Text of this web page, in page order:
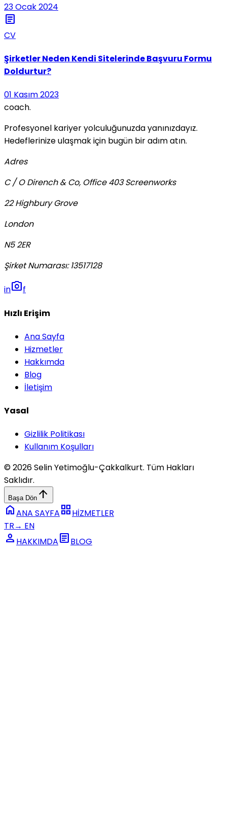
23 Ocak 2024
article
CV
Şirketler Neden Kendi Sitelerinde Başvuru Formu
Doldurtur?
01 Kasım 2023
coach.
Profesyonel kariyer yolculuğunuzda yanınızdayız.
Hedeflerinize ulaşmak için bugün bir adım atın.
Adres
C / O Dirench & Co, Office 403 Screenworks
22 Highbury Grove
London
N5 2ER
Şirket Numarası: 13517128
inphoto_cameraf
Hızlı Erişim
Ana Sayfa
Hizmetler
Hakkımda
Blog
İletişim
Yasal
Gizlilik Politikası
Kullanım Koşulları
© 2026 Selin Yetimoğlu-Çakkalkurt. Tüm Hakları
Saklıdır.
Başa Dön arrow_upward
homeANA SAYFAgrid_viewHİZMETLER
TR→ EN
person HAKKIMDAarticleBLOG